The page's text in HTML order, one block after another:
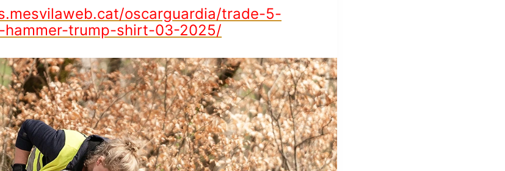
oscarguardia/trade-5-
hammer-trump-shirt-03-2025/